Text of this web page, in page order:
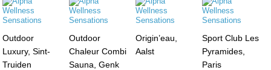
Outdoor
Luxury, Sint-
Truiden
Outdoor
Chaleur Combi
Sauna, Genk
Origin’eau,
Aalst
Sport Club Les
Pyramides,
Paris